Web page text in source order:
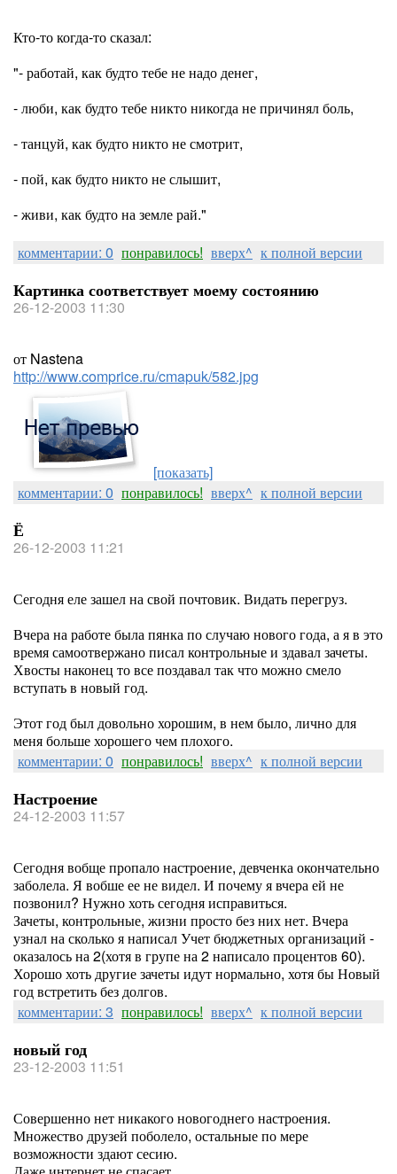
Кто-то когда-то сказал:
"- работай, как будто тебе не надо денег,
- люби, как будто тебе никто никогда не причинял боль,
- танцуй, как будто никто не смотрит,
- пой, как будто никто не слышит,
- живи, как будто на земле рай."
комментарии: 0 понравилось! вверх^ к полной версии
Картинка соответствует моему состоянию
26-12-2003 11:30
от Nastena
http://www.comprice.ru/cmapuk/582.jpg
[показать]
комментарии: 0 понравилось! вверх^ к полной версии
Ё
26-12-2003 11:21
Сегодня еле зашел на свой почтовик. Видать перегруз.
Вчера на работе была пянка по случаю нового года, а я в это
время самоотвержано писал контрольные и здавал зачеты.
Хвосты наконец то все поздавал так что можно смело
вступать в новый год.
Этот год был довольно хорошим, в нем было, лично для
меня больше хорошего чем плохого.
комментарии: 0 понравилось! вверх^ к полной версии
Настроение
24-12-2003 11:57
Сегодня вобще пропало настроение, девченка окончательно
заболела. Я вобше ее не видел. И почему я вчера ей не
позвонил? Нужно хоть сегодня исправиться.
Зачеты, контрольные, жизни просто без них нет. Вчера
узнал на сколько я написал Учет бюджетных организаций -
оказалось на 2(хотя в групе на 2 написало процентов 60).
Хорошо хоть другие зачеты идут нормально, хотя бы Новый
год встретить без долгов.
комментарии: 3 понравилось! вверх^ к полной версии
новый год
23-12-2003 11:51
Совершенно нет никакого новогоднего настроения.
Множество друзей поболело, остальные по мере
возможности здают сесию.